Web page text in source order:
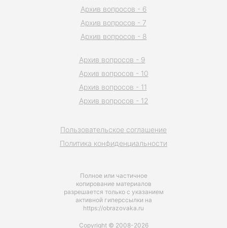
Полное или частичное
копирование материалов
разрешается только с указанием
активной гиперссылки на
https://obrazovaka.ru
Пользовательское соглашение
Политика конфиденциальности
Архив вопросов - 6
Архив вопросов - 7
Архив вопросов - 8
Архив вопросов - 9
Архив вопросов - 10
Архив вопросов - 11
Архив вопросов - 12
Copyright © 2008-2026